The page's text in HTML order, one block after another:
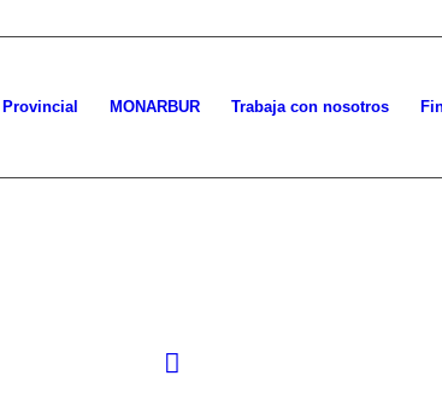
MONARBUR Trabaja con nosotros